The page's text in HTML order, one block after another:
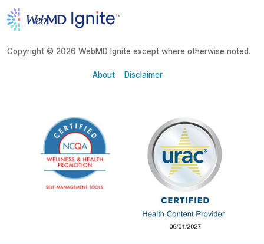
Copyright © 2026 WebMD Ignite except where otherwise noted.
About Disclaimer